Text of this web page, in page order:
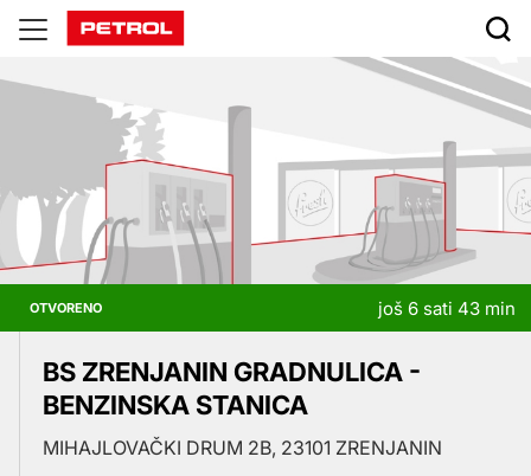
Prodajna
mjesta
OTVORENO još 6 sati 43 min
BS ZRENJANIN GRADNULICA -
BENZINSKA STANICA
MIHAJLOVAČKI DRUM 2B, 23101 ZRENJANIN